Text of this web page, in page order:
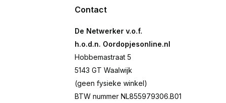
Contact
De Netwerker v.o.f.
h.o.d.n. Oordopjesonline.nl
Hobbemastraat 5
5143 GT Waalwijk
(geen fysieke winkel)
BTW nummer NL855979306.B01